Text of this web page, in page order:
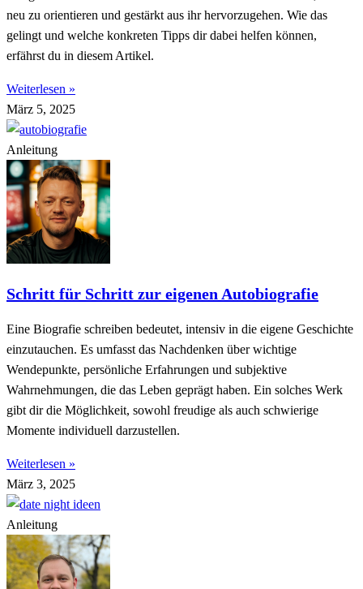
neu zu orientieren und gestärkt aus ihr hervorzugehen. Wie das
gelingt und welche konkreten Tipps dir dabei helfen können,
erfährst du in diesem Artikel.
Weiterlesen »
März 5, 2025
Anleitung
Schritt für Schritt zur eigenen Autobiografie
Eine Biografie schreiben bedeutet, intensiv in die eigene Geschichte
einzutauchen. Es umfasst das Nachdenken über wichtige
Wendepunkte, persönliche Erfahrungen und subjektive
Wahrnehmungen, die das Leben geprägt haben. Ein solches Werk
gibt dir die Möglichkeit, sowohl freudige als auch schwierige
Momente individuell darzustellen.
Weiterlesen »
März 3, 2025
Anleitung